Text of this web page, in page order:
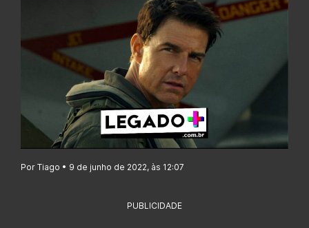
Por Tiago • 9 de junho de 2022, às 12:07
PUBLICIDADE